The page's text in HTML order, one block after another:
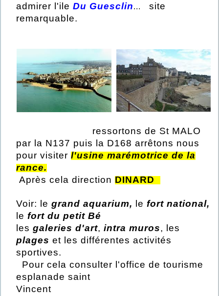
admirer l'ile Du Guesclin...
site
remarquable.
ressortons de St MALO
par la N137 puis la D168 arrêtons nous
pour visiter l'usine marémotrice de la
rance.
Après cela direction DINARD
Voir: le grand aquarium, le fort national,
le fort du petit Bé
les galeries d'art, intra muros, les
plages et les différentes activités
sportives.
Pour cela consulter l'office de tourisme
esplanade saint
Vincent